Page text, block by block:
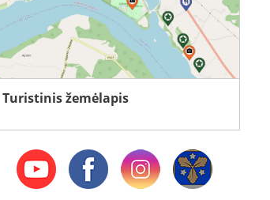
Turistinis žemėlapis